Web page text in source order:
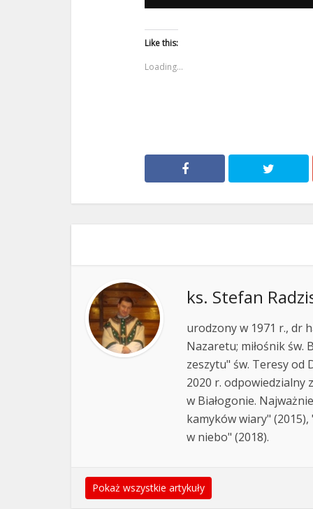
Like this:
Loading...
ks. Stefan
urodzony w 1971 r., dr
Nazaretu; miłośnik św.
zeszytu" św. Teresy od
2020 r. odpowiedzialny
w Białogonie.
kamyków wiary"
w niebo" (2018).
Pokaż wszystkie artykuły